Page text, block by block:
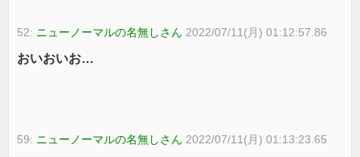
52: ニューノーマルの名無しさん 2022/07/11(月) 01:12:57.86
おいおいお…
59: ニューノーマルの名無しさん 2022/07/11(月) 01:13:23.65